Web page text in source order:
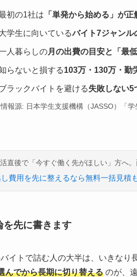
初の1社は 「単発から始める」が正
学生に向いているバイト7ジャンル
人暮らしの月の出費の目安と「最
らないと損する103万・130万・勤
ラックバイトを避ける失敗しない5
報源: 日本学生支援機構（JASSO）「学
直後で「今すぐ働く先がほしい」方へ
費用を先に整えるなら無料一括見積
を先に書きます
イトで詰む人の大半は、いきなり
んでから長期に切り替える のが、